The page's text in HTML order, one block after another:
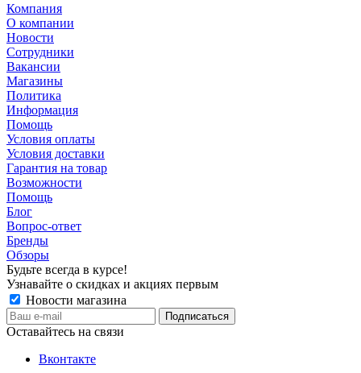
Компания
О компании
Новости
Сотрудники
Вакансии
Магазины
Политика
Информация
Помощь
Условия оплаты
Условия доставки
Гарантия на товар
Возможности
Помощь
Блог
Вопрос-ответ
Бренды
Обзоры
Будьте всегда в курсе!
Узнавайте о скидках и акциях первым
Новости магазина
Оставайтесь на связи
Вконтакте